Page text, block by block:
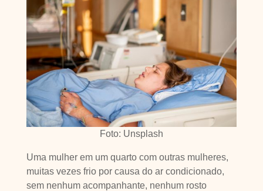
Foto: Unsplash
Uma mulher em um quarto com outras mulheres,
muitas vezes frio por causa do ar condicionado,
sem nenhum acompanhante, nenhum rosto